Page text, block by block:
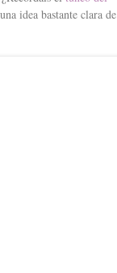
idea bastante clara de